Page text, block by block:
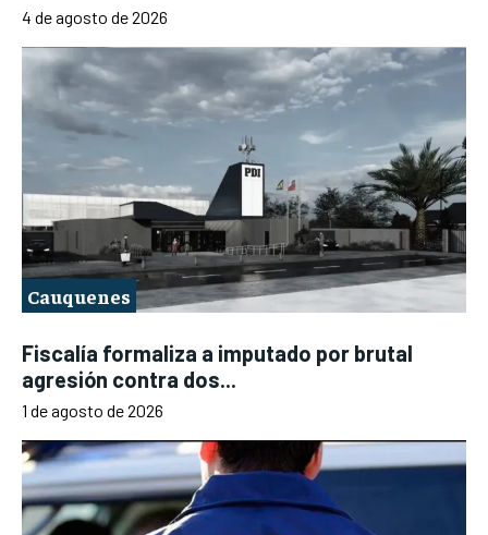
4 de agosto de 2026
Cauquenes
Fiscalía formaliza a imputado por brutal
agresión contra dos...
1 de agosto de 2026